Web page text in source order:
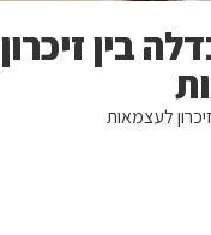
בין זיכרון
לעצמאות